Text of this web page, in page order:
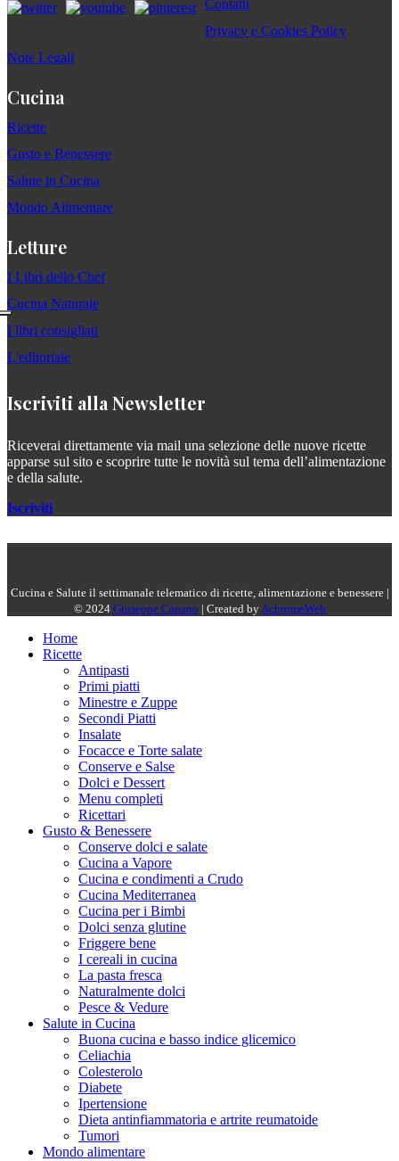
Contatti
Privacy e Cookies Policy
Note Legali
Cucina
Ricette
Gusto e Benessere
Salute in Cucina
Mondo Alimentare
Letture
I Libri dello Chef
Cucina Naturale
I libri consigliati
L'editoriale
Iscriviti alla Newsletter
Riceverai direttamente via mail una selezione delle nuove ricette
apparse sul sito e scoprire tutte le novità sul tema dell’alimentazione
e della salute.
Iscriviti
Cucina e Salute il settimanale telematico di ricette, alimentazione e benessere |
© 2024 Giuseppe Capano | Created byAchromeWeb
Home
Ricette
Antipasti
Primi piatti
Minestre e Zuppe
Secondi Piatti
Insalate
Focacce e Torte salate
Conserve e Salse
Dolci e Dessert
Menu completi
Ricettari
Gusto & Benessere
Conserve dolci e salate
Cucina a Vapore
Cucina e condimenti a Crudo
Cucina Mediterranea
Cucina per i Bimbi
Dolci senza glutine
Friggere bene
I cereali in cucina
La pasta fresca
Naturalmente dolci
Pesce & Vedure
Salute in Cucina
Buona cucina e basso indice glicemico
Celiachia
Colesterolo
Diabete
Ipertensione
Dieta antinfiammatoria e artrite reumatoide
Tumori
Mondo alimentare